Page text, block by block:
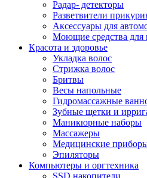
Радар- детекторы
Разветвители
Аксессуары для
Моющие средства для
Красота и здоровье
Укладка волос
Стрижка волос
Бритвы
Весы напольные
Гидромассажные
Зубные щетки и
Маникюрные наборы
Массажеры
Медицинские
Эпиляторы
Компьютеры и оргтехника
SSD накопители